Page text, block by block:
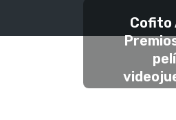
Cofito